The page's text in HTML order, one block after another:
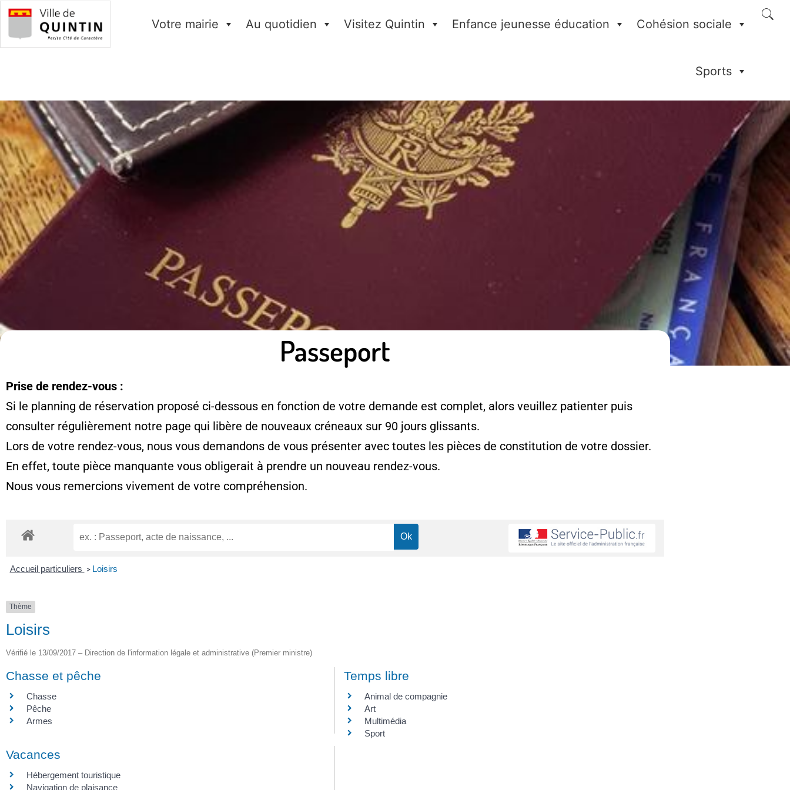
Votre mairie Au quotidien Visitez Quintin Enfance jeunesse éducation Cohésion sociale
Sports
Passeport
Prise de rendez-vous :
Si le planning de réservation proposé ci-dessous en fonction de votre demande est complet, alors veuillez patienter puis
consulter régulièrement notre page qui libère de nouveaux créneaux sur 90 jours glissants.
Lors de votre rendez-vous, nous vous demandons de vous présenter avec toutes les pièces de constitution de votre dossier.
En effet, toute pièce manquante vous obligerait à prendre un nouveau rendez-vous.
Nous vous remercions vivement de votre compréhension.
Accueil particuliers > Loisirs
Thème
Loisirs
Vérifié le 13/09/2017 – Direction de l'information légale et administrative (Premier ministre)
Chasse et pêche
Chasse
Pêche
Armes
Temps libre
Animal de compagnie
Art
Multimédia
Sport
Vacances
Hébergement touristique
Navigation de plaisance